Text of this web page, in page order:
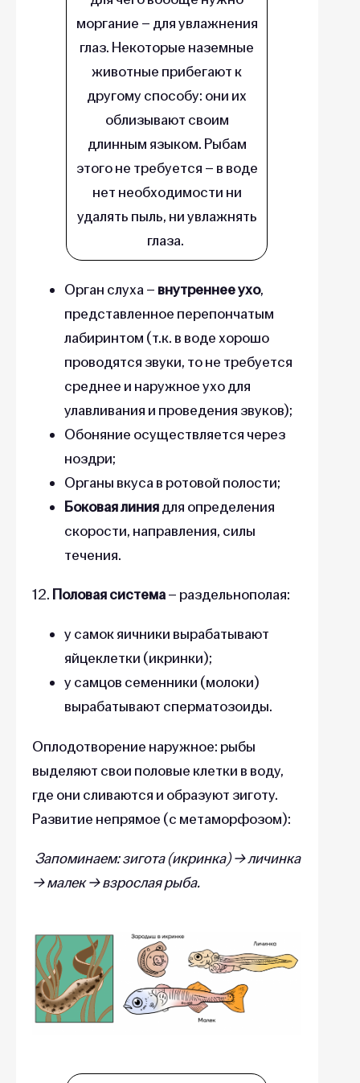
моргание – для увлажнения
глаз. Некоторые наземные
животные прибегают к
другому способу: они их
облизывают своим
длинным языком. Рыбам
этого не требуется – в воде
нет необходимости ни
удалять пыль, ни увлажнять
глаза.
Орган слуха – внутреннее ухо,
представленное перепончатым
лабиринтом (т.к. в воде хорошо
проводятся звуки, то не требуется
среднее и наружное ухо для
улавливания и проведения звуков);
Обоняние осуществляется через
ноздри;
Органы вкуса в ротовой полости;
Боковая линиядля определения
скорости, направления, силы
течения.
12. Половая система– раздельнополая:
у самок яичники вырабатывают
яйцеклетки (икринки);
у самцов семенники (молоки)
вырабатывают сперматозоиды.
Оплодотворение наружное: рыбы
выделяют свои половые клетки в воду,
где они сливаются и образуют зиготу.
Развитие непрямое (с метаморфозом):
Запоминаем: зигота (икринка) → личинка
→ малек → взрослая рыба.